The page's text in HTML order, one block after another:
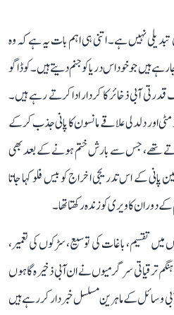
نہیں ہے۔ اتنی ہی اہم بات یہ ہے کہ وہ
ہیں جو خود اس دریا کو جنم دیتے ہیں۔ کوڈاگو
آبی ذخائر کا کردار ادا کرتے رہے ہیں۔
اور دلدلی علاقے مانسون کا پانی جذب کر کے
تھے، جس سے بارش ختم ہونے کے بعد بھی
پانی کے اس تدریجی اخراج کو بیس فلو کہا جاتا
کاویری کو زندہ رکھتا تھا۔
تقسیم، باغات کی توسیع، سڑکوں کی تعمیر،
ترقیاتی سرگرمیوں نے ان آبی ذخیرہ گاہوں
وسائل کے ماہرین مسلسل خبردار کر رہے ہیں